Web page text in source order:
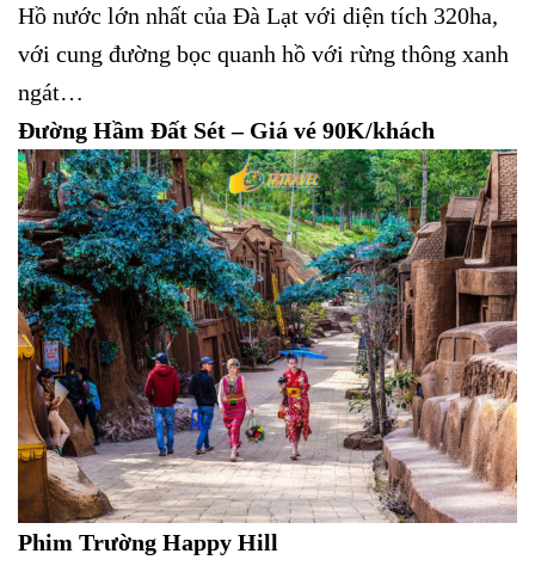
Hồ nước lớn nhất của Đà Lạt với diện tích 320ha,
với cung đường bọc quanh hồ với rừng thông xanh
ngát…
Đường Hầm Đất Sét – Giá vé 90K/khách
Phim Trường Happy Hill